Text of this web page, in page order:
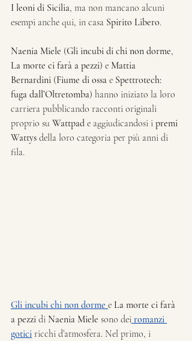
I leoni di Sicilia, ma non mancano alcuni
esempi anche qui, in casa Spirito Libero.
Naenia Miele (Gli incubi di chi non dorme,
La morte ci farà a pezzi) e Mattia
Bernardini (Fiume di ossa e Spettrotech:
fuga dall’Oltretomba) hanno iniziato la loro
carriera pubblicando racconti originali
proprio su Wattpad e aggiudicandosi i premi
Wattys della loro categoria per più anni di
fila.
Gli incubi chi non dorme e La morte ci farà
a pezzi di Naenia Miele sono dei romanzi
gotici ricchi d’atmosfera. Nel primo, i